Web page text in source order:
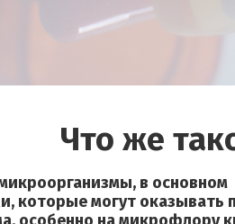
Что же
в основном
которые могут оказывать